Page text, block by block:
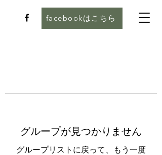
facebookはこちら
グループが見つかりません
グループリストに戻って、もう一度